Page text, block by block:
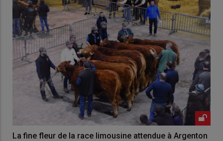
La fine fleur de la race limousine attendue à Argenton